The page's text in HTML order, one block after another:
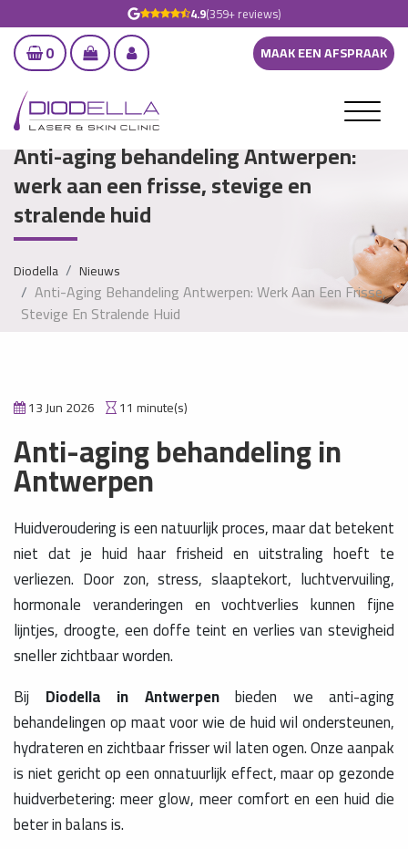
4.9(359+ reviews)
0 MAAK EEN AFSPRAAK
Anti-aging behandeling Antwerpen:
werk aan een frisse, stevige en
stralende huid
Diodella Nieuws
Anti-Aging Behandeling Antwerpen: Werk Aan Een Frisse,
Stevige En Stralende Huid
13 Jun 2026 11 minute(s)
Anti-aging behandeling in
Antwerpen
Huidveroudering is een natuurlijk proces, maar dat betekent
niet dat je huid haar frisheid en uitstraling hoeft te
verliezen. Door zon, stress, slaaptekort, luchtvervuiling,
hormonale veranderingen en vochtverlies kunnen fijne
lijntjes, droogte, een doffe teint en verlies van stevigheid
sneller zichtbaar worden.
Bij Diodella in Antwerpenbieden we anti-aging
behandelingen op maat voor wie de huid wil ondersteunen,
hydrateren en zichtbaar frisser wil laten ogen. Onze aanpak
is niet gericht op een onnatuurlijk effect, maar op gezonde
huidverbetering: meer glow, meer comfort en een huid die
beter in balans is.